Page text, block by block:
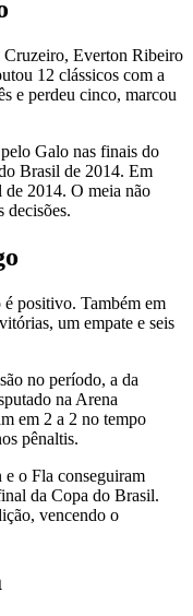
Cruzeiro, Everton Ribeiro
12 clássicos com a
e perdeu cinco, marcou
Galo nas finais do
Brasil de 2014. Em
de 2014. O meia não
decisões.
positivo. Também em
um empate e seis
no período, a da
na Arena
em 2 a 2 no tempo
pênaltis.
o Fla conseguiram
da Copa do Brasil.
vencendo o